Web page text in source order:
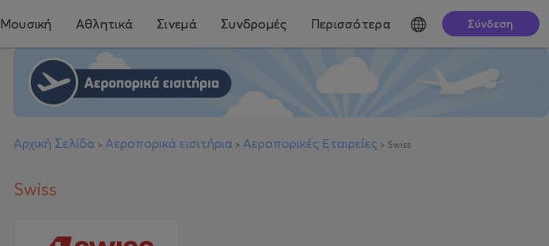
Μουσική Αθλητικά Σινεμά Συνδρομές Περισσότερα Σύνδεση
Αρχική Σελίδα > Αεροπορικά εισιτήρια > Αεροπορικές Εταιρείες > Swiss
Swiss